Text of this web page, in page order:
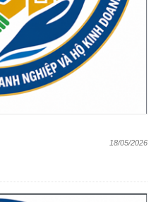
18/05/2026